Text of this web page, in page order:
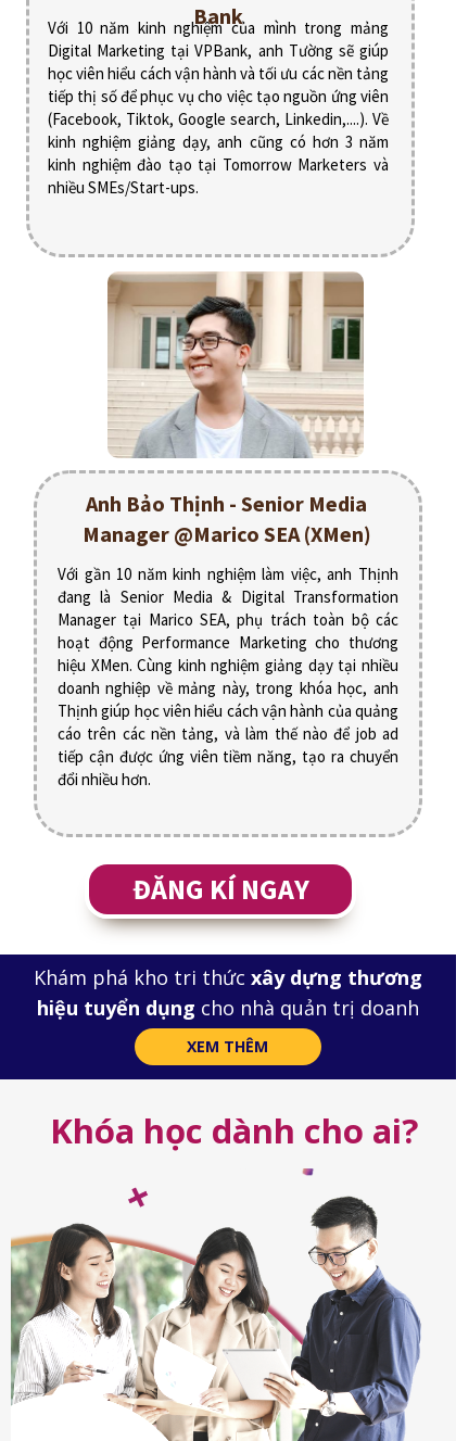
ĐĂNG KÍ NGAY
Với 10 năm kinh nghiệm của mình trong mảng
Digital Marketing tại VPBank, anh Tường sẽ giúp
học viên hiểu cách vận hành và tối ưu các nền tảng
tiếp thị số để phục vụ cho việc tạo nguồn ứng viên
(Facebook, Tiktok, Google search, Linkedin,....). Về
kinh nghiệm giảng dạy, anh cũng có hơn 3 năm
kinh nghiệm đào tạo tại Tomorrow Marketers và
nhiều SMEs/Start-ups.
Bank
Với gần 10 năm kinh nghiệm làm việc, anh Thịnh
đang là Senior Media & Digital Transformation
Manager tại Marico SEA, phụ trách toàn bộ các
hoạt động Performance Marketing cho thương
hiệu XMen. Cùng kinh nghiệm giảng dạy tại nhiều
doanh nghiệp về mảng này, trong khóa học, anh
Thịnh giúp học viên hiểu cách vận hành của quảng
cáo trên các nền tảng, và làm thế nào để job ad
tiếp cận được ứng viên tiềm năng, tạo ra chuyển
đổi nhiều hơn.
Anh Bảo Thịnh - Senior Media
Manager @Marico SEA (XMen)
Khám phá kho tri thức xây dựng thương
hiệu tuyển dụng cho nhà quản trị doanh
nghiệp
XEM THÊM
Khóa học dành cho ai?